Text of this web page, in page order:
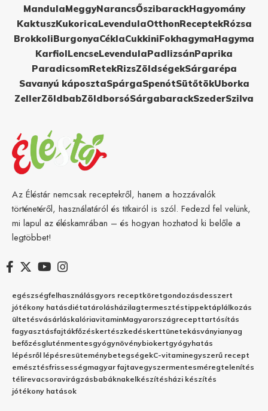
MandulaMeggyNarancsŐszibarackHagyomány
KaktuszKukoricaLevendulaOtthonReceptekRózsa
BrokkoliBurgonyaCéklaCukkiniFokhagymaHagyma
KarfiolLencseLevendulaPadlizsánPaprika
ParadicsomRetekRizsZöldségekSárgarépa
Savanyú káposztaSpárgaSpenótSütőtökUborka
ZellerZöldbabZöldborsóSárgabarackSzederSzilva
Az Éléstár nemcsak receptekről, hanem a hozzávalók
történetéről, használatáról és titkairól is szól. Fedezd fel velünk,
mi lapul az éléskamrában – és hogyan hozhatod ki belőle a
legtöbbet!
egészségfelhasználásgyors receptköretgondozásdesszert
jótékony hatásdiétatárolásházilagtermesztéstippektáplálkozás
ültetésvásárláskalóriavitaminMagyarországrecepttartósítás
fagyasztásfajtákfőzéskertészkedéskerttünetekásványianyag
befőzésgluténmentesgyógynövénybiokertgyógyhatás
lépésről lépésresüteménybetegségekC-vitaminegyszerű recept
emésztésfrissességmagyar fajtavegyszermentesméregtelenítés
télirevacsoravirágzásbabáknakelkészítésházi készítés
jótékony hatások